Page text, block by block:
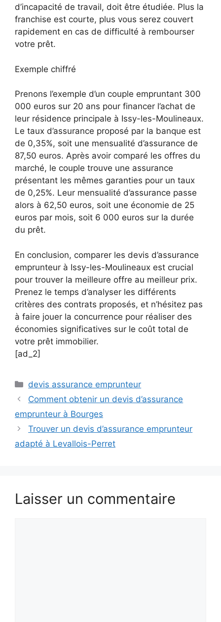
d’incapacité de travail, doit être étudiée. Plus la
franchise est courte, plus vous serez couvert
rapidement en cas de difficulté à rembourser
votre prêt.
Exemple chiffré
Prenons l’exemple d’un couple empruntant 300
000 euros sur 20 ans pour financer l’achat de
leur résidence principale à Issy-les-Moulineaux.
Le taux d’assurance proposé par la banque est
de 0,35%, soit une mensualité d’assurance de
87,50 euros. Après avoir comparé les offres du
marché, le couple trouve une assurance
présentant les mêmes garanties pour un taux
de 0,25%. Leur mensualité d’assurance passe
alors à 62,50 euros, soit une économie de 25
euros par mois, soit 6 000 euros sur la durée
du prêt.
En conclusion, comparer les devis d’assurance
emprunteur à Issy-les-Moulineaux est crucial
pour trouver la meilleure offre au meilleur prix.
Prenez le temps d’analyser les différents
critères des contrats proposés, et n’hésitez pas
à faire jouer la concurrence pour réaliser des
économies significatives sur le coût total de
votre prêt immobilier.
[ad_2]
Catégories
devis assurance emprunteur
Comment obtenir un devis d’assurance
emprunteur à Bourges
Trouver un devis d’assurance emprunteur
adapté à Levallois-Perret
Laisser un commentaire